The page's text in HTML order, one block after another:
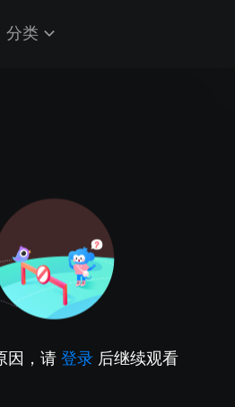
分类
因，请 登录 后继续观看